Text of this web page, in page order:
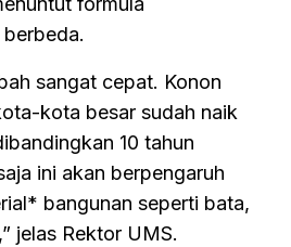
sangat cepat. Konon
kota besar sudah naik
10 tahun
ini akan berpengaruh
bangunan seperti bata,
jelas Rektor UMS.